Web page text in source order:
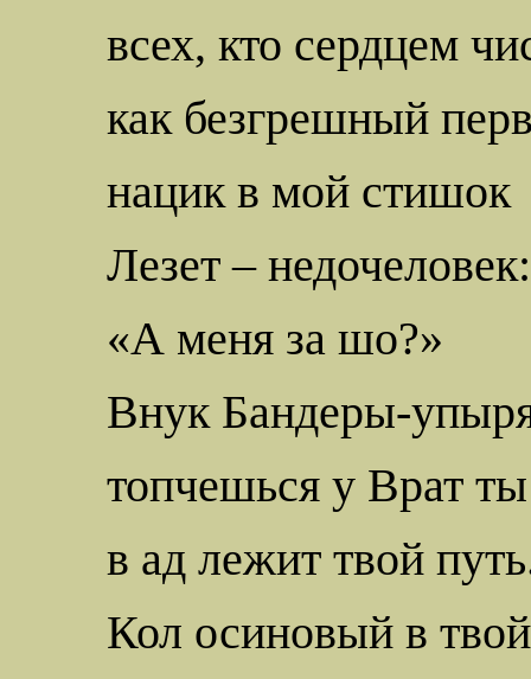
всех, кто сердцем
как безгрешный
нацикв мой стишок
Лезет – недочеловек:
«А меня за шо?»
Внук Бандеры-
топчешься у Врат
в ад лежит твой
Кол осиновый в